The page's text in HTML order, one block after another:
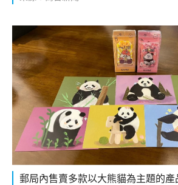
郵局內售賣多款以大熊貓為主題的